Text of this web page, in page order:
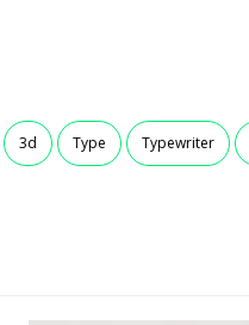
3d Type Typewriter